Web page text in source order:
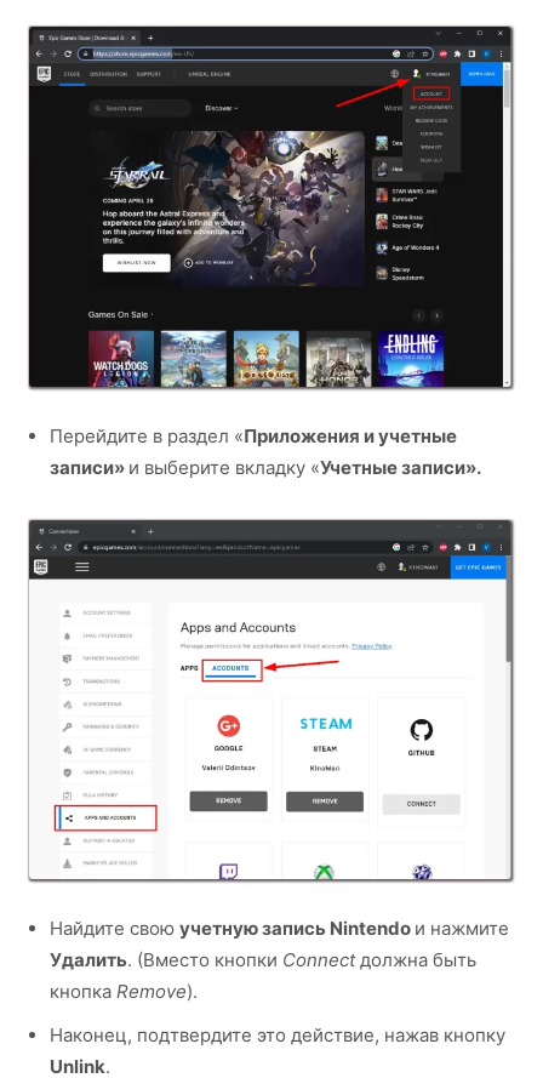
Перейдите в раздел «Приложения и учетные
записи» и выберите вкладку «Учетные записи».
Найдите свою учетную запись Nintendo и нажмите
Удалить. (Вместо кнопки Connectдолжна быть
кнопка Remove).
Наконец, подтвердите это действие, нажав кнопку
Unlink.